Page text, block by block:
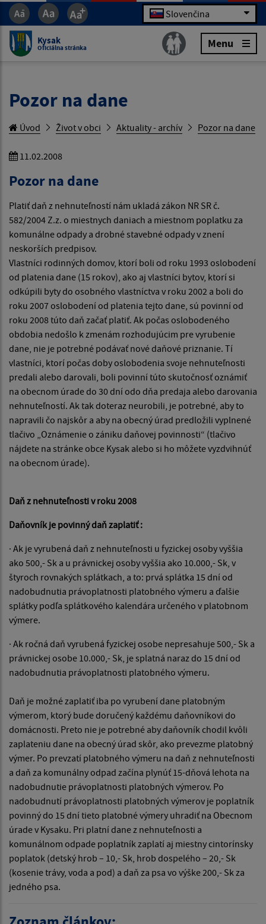
Slovenčina
Kysak
Oficiálna stránka Menu
Pozor na dane
Úvod Život v obci Aktuality - archív Pozor na dane
11.02.2008
Pozor na dane
Platiť daň z nehnuteľností nám ukladá zákon NR SR č.
582/2004 Z.z. o miestnych daniach a miestnom poplatku za
komunálne odpady a drobné stavebné odpady v znení
neskorších predpisov.
Vlastníci rodinných domov, ktorí boli od roku 1993 oslobodení
od platenia dane (15 rokov), ako aj vlastníci bytov, ktorí si
odkúpili byty do osobného vlastníctva v roku 2002 a boli do
roku 2007 oslobodení od platenia tejto dane, sú povinní od
roku 2008 túto daň začať platiť. Ak počas oslobodeného
obdobia nedošlo k zmenám rozhodujúcim pre vyrubenie
dane, nie je potrebné podávať nové daňové priznanie. Tí
vlastníci, ktorí počas doby oslobodenia svoje nehnuteľnosti
predali alebo darovali, boli povinní túto skutočnosť oznámiť
na obecnom úrade do 30 dní odo dňa predaja alebo darovania
nehnuteľností. Ak tak doteraz neurobili, je potrebné, aby to
napravili čo najskôr a aby na obecný úrad predložili vyplnené
tlačivo „Oznámenie o zániku daňovej povinnosti“ (tlačivo
nájdete na stránke obce Kysak alebo si ho môžete vyzdvihnúť
na obecnom úrade).
Daň z nehnuteľnosti v roku 2008
Daňovník je povinný daň zaplatiť :
· Ak je vyrubená daň z nehnuteľnosti u fyzickej osoby vyššia
ako 500,- Sk a u právnickej osoby vyššia ako 10.000,- Sk, v
štyroch rovnakých splátkach, a to: prvá splátka 15 dní od
nadobudnutia právoplatnosti platobného výmeru a ďalšie
splátky podľa splátkového kalendára určeného v platobnom
výmere.
· Ak ročná daň vyrubená fyzickej osobe nepresahuje 500,- Sk a
právnickej osobe 10.000,- Sk, je splatná naraz do 15 dní od
nadobudnutia právoplatnosti platobného výmeru.
Daň je možné zaplatiť iba po vyrubení dane platobným
výmerom, ktorý bude doručený každému daňovníkovi do
domácnosti. Preto nie je potrebné aby daňovník chodil kvôli
zaplateniu dane na obecný úrad skôr, ako prevezme platobný
výmer. Po prevzatí platobného výmeru na daň z nehnuteľnosti
a daň za komunálny odpad začína plynúť 15-dňová lehota na
nadobudnutie právoplatnosti platobných výmerov. Po
nadobudnutí právoplatnosti platobných výmerov je poplatník
povinný do 15 dní tieto platobné výmery uhradiť na Obecnom
úrade v Kysaku. Pri platní dane z nehnuteľnosti a
komunálnom odpade poplatník zaplatí aj miestny cintorínsky
poplatok (detský hrob – 10,- Sk, hrob dospelého – 20,- Sk
(kosenie trávy, voda a pod) a daň za psa vo výške 200,- Sk za
jedného psa.